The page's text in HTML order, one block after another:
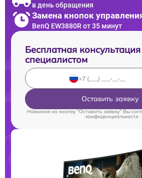
в день обращения
Замена кнопок
BenQ EW3880R от 35 минут
Бесплатная
специалистом
Оставить заявку
Нажимая на кнопку "Оставить заявку" Вы
конфиденциальности